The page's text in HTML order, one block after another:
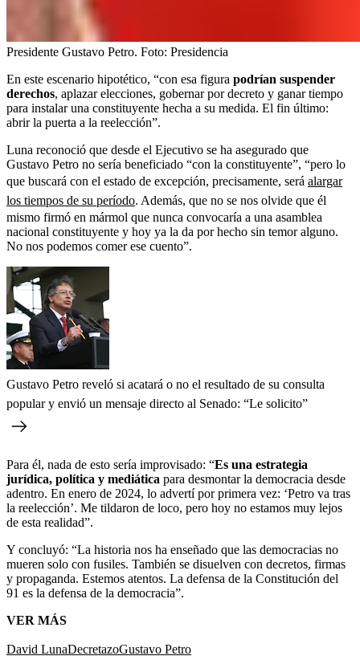
Presidente Gustavo Petro. Foto: Presidencia
En este escenario hipotético, “con esa figura podrían suspender
derechos, aplazar elecciones, gobernar por decreto y ganar tiempo
para instalar una constituyente hecha a su medida. El fin último:
abrir la puerta a la reelección”.
Luna reconoció que desde el Ejecutivo se ha asegurado que
Gustavo Petro no sería beneficiado “con la constituyente”, “pero lo
que buscará con el estado de excepción, precisamente, será alargar
los tiempos de su período. Además, que no se nos olvide que él
mismo firmó en mármol que nunca convocaría a una asamblea
nacional constituyente y hoy ya la da por hecho sin temor alguno.
No nos podemos comer ese cuento”.
Gustavo Petro reveló si acatará o no el resultado de su consulta
popular y envió un mensaje directo al Senado: “Le solicito”
Para él, nada de esto sería improvisado: “Es una estrategia
jurídica, política y mediática para desmontar la democracia desde
adentro. En enero de 2024, lo advertí por primera vez: ‘Petro va tras
la reelección’. Me tildaron de loco, pero hoy no estamos muy lejos
de esta realidad”.
Y concluyó: “La historia nos ha enseñado que las democracias no
mueren solo con fusiles. También se disuelven con decretos, firmas
y propaganda. Estemos atentos. La defensa de la Constitución del
91 es la defensa de la democracia”.
VER MÁS
David LunaDecretazoGustavo Petro